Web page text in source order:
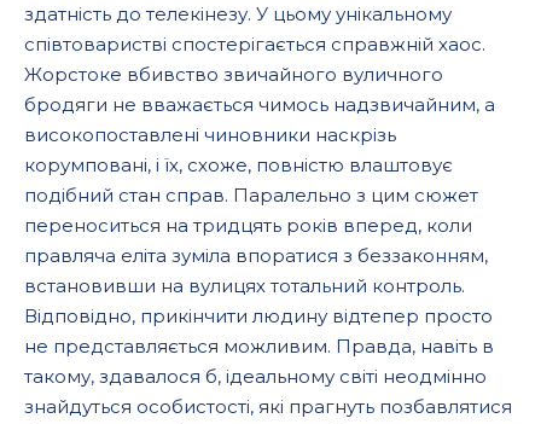
здатність до телекінезу. У цьому унікальному
співтоваристві спостерігається справжній хаос.
Жорстоке вбивство звичайного вуличного
бродяги не вважається чимось надзвичайним, а
високопоставлені чиновники наскрізь
корумповані, і їх, схоже, повністю влаштовує
подібний стан справ. Паралельно з цим сюжет
переноситься на тридцять років вперед, коли
правляча еліта зуміла впоратися з беззаконням,
встановивши на вулицях тотальний контроль.
Відповідно, прикінчити людину відтепер просто
не представляється можливим. Правда, навіть в
такому, здавалося б, ідеальному світі неодмінно
знайдуться особистості, які прагнуть позбавлятися